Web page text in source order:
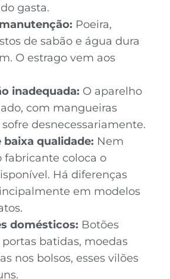
gasta.
Poeira,
de sabão e água dura
O estrago vem aos
inadequada: O aparelho
com mangueiras
desnecessariamente.
baixa qualidade: Nem
fabricante coloca o
Há diferenças
em modelos
domésticos: Botões
portas batidas, moedas
nos bolsos, esses vilões